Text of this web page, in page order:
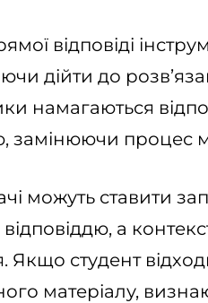
відповіді
дійти до
намагаються
замінюючи процес
можуть ставити
відповіддю, а
Якщо студент
матеріалу,